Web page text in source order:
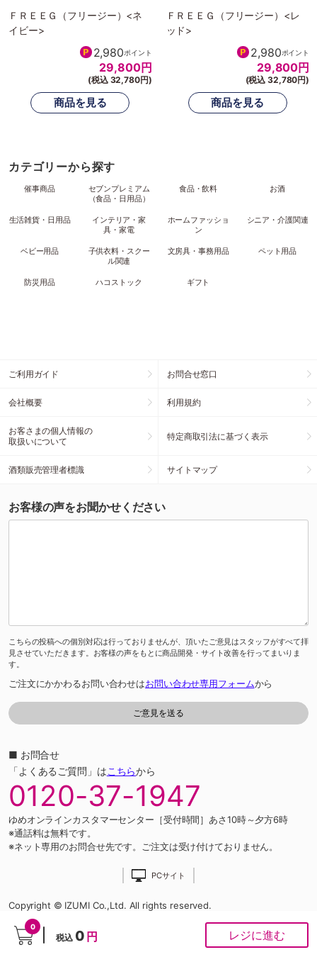
0
税込 0 円 レジに進む
ＦＲＥＥＧ（フリージー）<ネ
イビー>
2,980ポイント
29,800円
(税込 32,780円)
ＦＲＥＥＧ（フリージー）<レ
ッド>
2,980ポイント
29,800円
(税込 32,780円)
カテゴリーから探す
催事商品
セブンプレミアム
（食品・日用品）
食品・飲料 お酒
生活雑貨・日用品
インテリア・家
具・家電
ホームファッショ
ン
シニア・介護関連
ベビー用品
子供衣料・スクー
ル関連
文房具・事務用品 ペット用品
防災用品 ハコストック ギフト
ご利用ガイド お問合せ窓口
会社概要 利用規約
お客さまの個人情報の
取扱いについて
特定商取引法に基づく表示
酒類販売管理者標識 サイトマップ
お客様の声をお聞かせください
こちらの投稿への個別対応は行っておりませんが、頂いたご意見はスタッフがすべて拝
見させていただきます。お客様の声をもとに商品開発・サイト改善を行ってまいりま
す。
ご注文にかかわるお問い合わせはお問い合わせ専用フォームから
■ お問合せ
「よくあるご質問」はこちらから
0120-37-1947
ゆめオンラインカスタマーセンター［受付時間］あさ10時～夕方6時
※通話料は無料です。
※ネット専用のお問合せ先です。ご注文は受け付けておりません。
PCサイト
Copyright © IZUMI Co.,Ltd. All rights reserved.